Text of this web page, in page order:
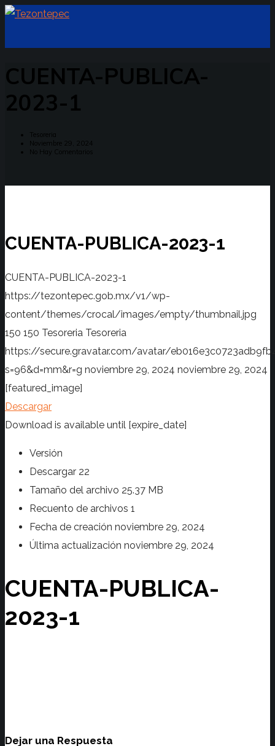
CUENTA-PUBLICA-
2023-1
Tesoreria
Noviembre 29, 2024
No Hay Comentarios
CUENTA-PUBLICA-2023-1
CUENTA-PUBLICA-2023-1
https://tezontepec.gob.mx/v1/wp-
content/themes/crocal/images/empty/thumbnail.jpg
150 150 Tesoreria Tesoreria
https://secure.gravatar.com/avatar/
s=96&d=mm&r=g noviembre 29, 2024 noviembre 29, 2024
[featured_image]
Descargar
Download is available until [expire_date]
Versión
Descargar 22
Tamaño del archivo 25.37 MB
Recuento de archivos 1
Fecha de creación noviembre 29, 2024
Última actualización noviembre 29, 2024
CUENTA-PUBLICA-
2023-1
Dejar una Respuesta